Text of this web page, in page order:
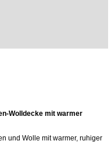
Wolldecke mit warmer
und Wolle mit warmer, ruhiger